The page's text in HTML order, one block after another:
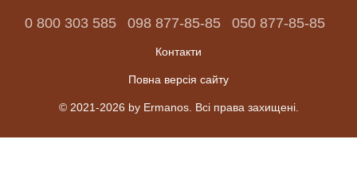
0 800 303 585 098 877-85-85 050 877-85-85
Контакти
Повна версія сайту
© 2021-2026 by Ermanos. Всі права захищені.